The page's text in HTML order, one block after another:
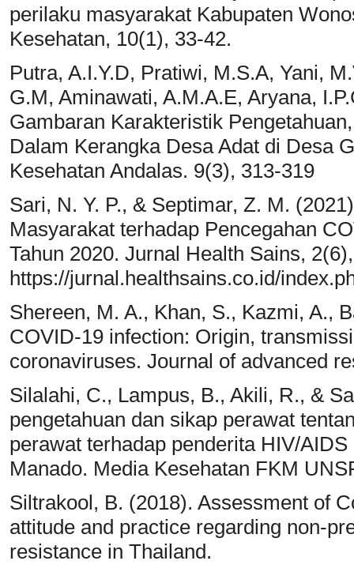
perilaku masyarakat Kabupaten
Kesehatan, 10(1), 33-42.
Putra, A.I.Y.D, Pratiwi, M.S.A, Yani,
G.M, Aminawati, A.M.A.E, Aryana,
Gambaran Karakteristik
Dalam Kerangka Desa Adat di Desa
Kesehatan Andalas. 9(3), 313-319
Sari, N. Y. P., & Septimar, Z. M.
Masyarakat terhadap Pencegahan
Tahun 2020. Jurnal Health Sains,
https://jurnal.healthsains.co.id/
Shereen, M. A., Khan, S., Kazmi, A.,
COVID-19 infection: Origin,
coronaviruses. Journal of advanced
Silalahi, C., Lampus, B., Akili, R., &
pengetahuan dan sikap perawat
perawat terhadap penderita HIV/
Manado. Media Kesehatan FKM
Siltrakool, B. (2018). Assessment of
attitude and practice regarding non-
resistance in Thailand.